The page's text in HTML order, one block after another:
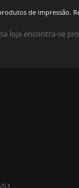
de impressão.
loja encontra-se